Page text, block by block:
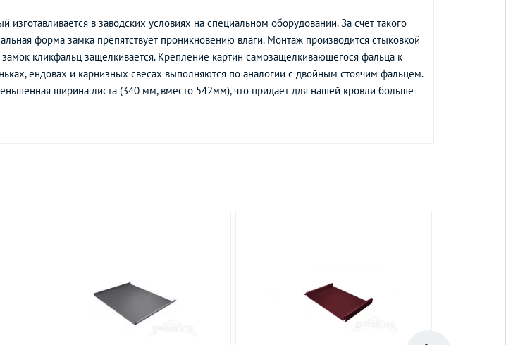
в заводских условиях на специальном оборудовании. За счет такого
форма замка препятствует проникновению влаги. Монтаж производится стыковкой
кликфальц защелкивается. Крепление картин самозащелкивающегося фальца к
ендовах и карнизных свесах выполняются по аналогии с двойным стоячим фальцем.
ширина листа (340 мм, вместо 542мм), что придает для нашей кровли больше